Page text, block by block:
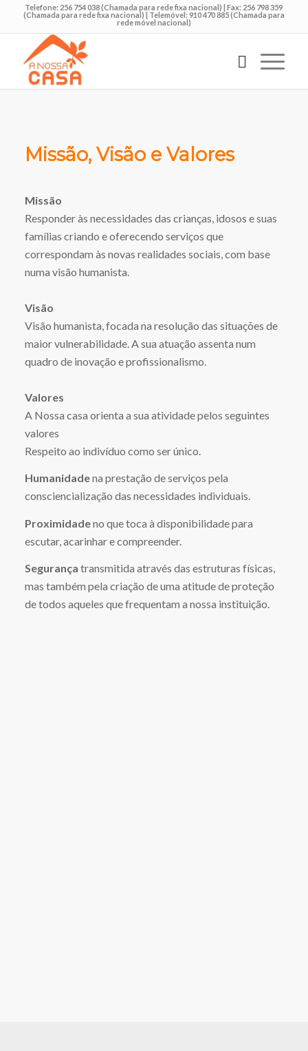
Telefone: 256 754 038 (Chamada para rede fixa nacional) | Fax: 256 798 359
(Chamada para rede fixa nacional) | Telemóvel: 910 470 885 (Chamada para
rede móvel nacional)
Missão, Visão e Valores
Missão
Responder às necessidades das crianças, idosos e suas
famílias criando e oferecendo serviços que
correspondam às novas realidades sociais, com base
numa visão humanista.
Visão
Visão humanista, focada na resolução das situações de
maior vulnerabilidade. A sua atuação assenta num
quadro de inovação e profissionalismo.
Valores
A Nossa casa orienta a sua atividade pelos seguintes
valores
Respeito ao indivíduo como ser único.
Humanidadena prestação de serviços pela
consciencialização das necessidades individuais.
Proximidadeno que toca à disponibilidade para
escutar, acarinhar e compreender.
Segurança transmitida através das estruturas físicas,
mas também pela criação de uma atitude de proteção
de todos aqueles que frequentam a nossa instituição.